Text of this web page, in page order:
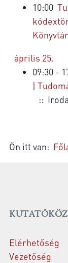
10:00
április 25.
09:30 -
|
::
Ön itt van:
Elérhetőség
Vezetőség